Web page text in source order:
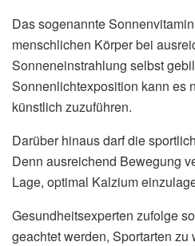
Das sogenannte
menschlichen Körper bei
Sonneneinstrahlung selbst
Sonnenlichtexposition kann es
künstlich zuzuführen.
Darüber hinaus darf die
Denn ausreichend Bewegung
Lage, optimal Kalzium
Gesundheitsexperten zufolge
geachtet werden, Sportarten